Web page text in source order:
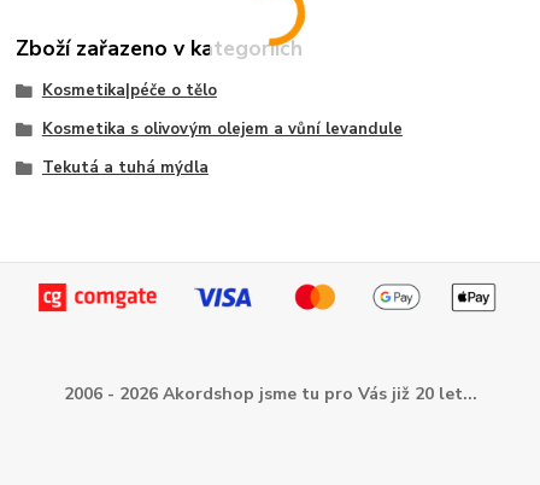
Zboží zařazeno v kategoriích
Kosmetika|péče o tělo
Kosmetika s olivovým olejem a vůní levandule
Tekutá a tuhá mýdla
2006 - 2026 Akordshop jsme tu pro Vás již 20 let...